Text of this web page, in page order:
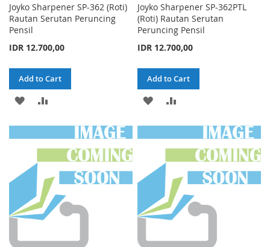
Joyko Sharpener SP-362 (Roti)
Rautan Serutan Peruncing
Pensil
IDR 12.700,00
Add to Cart
ADD
WISH
LIST
COMPARE
Joyko Sharpener SP-362PTL
(Roti) Rautan Serutan
Peruncing Pensil
IDR 12.700,00
Add to Cart
ADD
WISH
LIST
COMPARE